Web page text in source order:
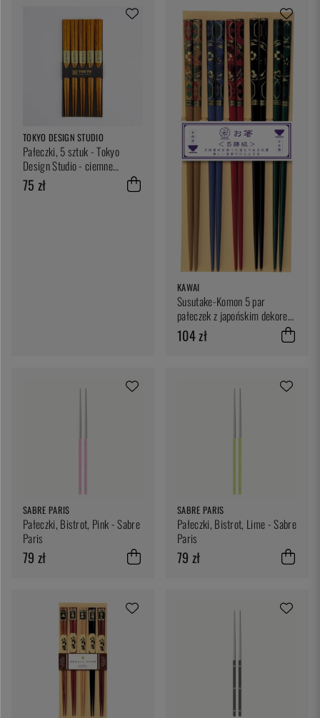
TOKYO DESIGN STUDIO
Pałeczki, 5 sztuk - Tokyo
Design Studio - ciemne
drewno
75 zł
KAWAI
Susutake-Komon 5 par
pałeczek z japońskim dekorem
- Kawai
104 zł
SABRE PARIS
Pałeczki, Bistrot, Pink - Sabre
Paris
79 zł
SABRE PARIS
Pałeczki, Bistrot, Lime - Sabre
Paris
79 zł